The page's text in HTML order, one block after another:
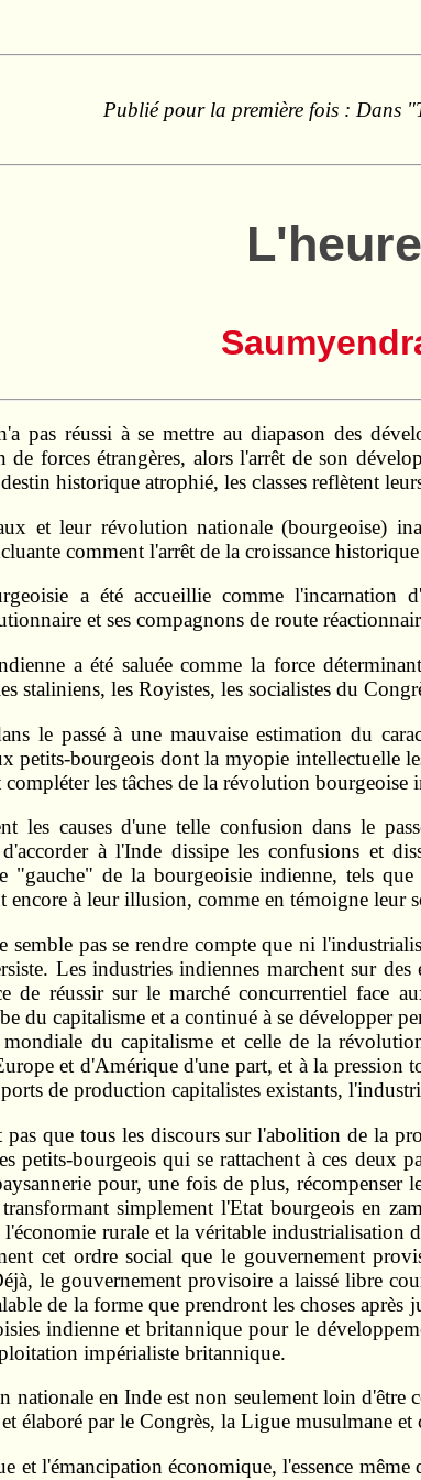
Publié pour la première fois : Dans
pas réussi à se mettre au diapason des
de forces étrangères, alors l'arrêt de son
historique atrophié, les classes reflètent
et leur révolution nationale (bourgeoise)
comment l'arrêt de la croissance
a été accueillie comme l'incarnation
et ses compagnons de route
a été saluée comme la force
staliniens, les Royistes, les socialistes du
le passé à une mauvaise estimation du
petits-bourgeois dont la myopie intellectuelle
les tâches de la révolution bourgeoise
les causes d'une telle confusion dans le
à l'Inde dissipe les confusions et
"gauche" de la bourgeoisie indienne, tels
encore à leur illusion, comme en témoigne
semble pas se rendre compte que ni
Les industries indiennes marchent sur
de réussir sur le marché concurrentiel face
du capitalisme et a continué à se développer
du capitalisme et celle de la
et d'Amérique d'une part, et à la
de production capitalistes existants,
que tous les discours sur l'abolition de la
petits-bourgeois qui se rattachent à ces deux
pour, une fois de plus, récompenser
transformant simplement l'Etat bourgeois en
rurale et la véritable industrialisation
cet ordre social que le gouvernement
le gouvernement provisoire a laissé libre
de la forme que prendront les choses
indienne et britannique pour le
impérialiste britannique.
nationale en Inde est non seulement loin d'être
élaboré par le Congrès, la Ligue musulmane
et l'émancipation économique, l'essence